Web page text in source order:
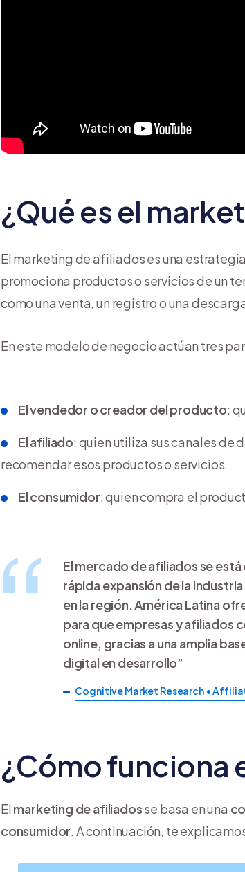
¿Qué es el
El marketing de afiliados es una
promociona productos o servicios de un
como una venta, un registro o una
En este modelo de negocio actúan tres
El vendedor o creador del producto:
El afiliado: quien utiliza sus canales de
recomendar esos productos o servicios.
El consumidor: quien compra el
El mercado de afiliados se está
rápida expansión de la
en la región. América Latina
para que empresas y afiliados
online, gracias a una amplia
digital en desarrollo”
Cognitive Market Research •
¿Cómo funciona
El marketing de afiliadosse basa en una
consumidor. A continuación, te